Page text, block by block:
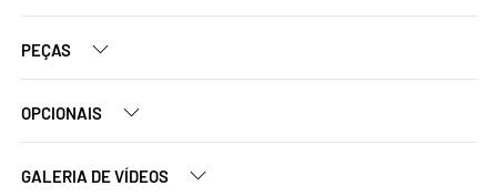
PEÇAS
OPCIONAIS
GALERIA DE VÍDEOS